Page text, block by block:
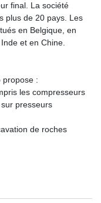
final. La société
plus de 20 pays. Les
en Belgique, en
et en Chine.
propose :
les compresseurs
presseurs
de roches